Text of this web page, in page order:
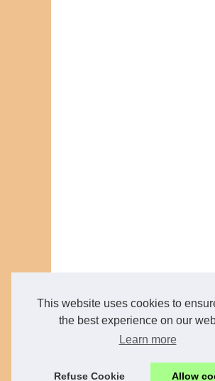
This website uses cookies to
the best experience on our
Learn more
Refuse Cookie Allow